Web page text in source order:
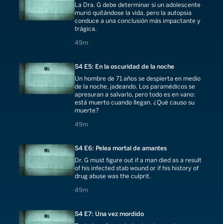
La Dra. G debe determinar si un adolescente
murió quitándose la vida, pero la autopsia
conduce a una conclusión más impactante y
trágica.
49m
49 minutes
S4 E5: En la oscuridad de la noche
Un hombre de 71 años se despierta en medio
de la noche, jadeando. Los paramédicos se
apresuran a salvarlo, pero todo es en vano:
está muerto cuando llegan. ¿Qué causo su
muerte?
49m
49 minutes
S4 E6: Pelea mortal de amantes
Dr. G must figure out if a man died as a result
of his infected stab wound or if his history of
drug abuse was the culprit.
49m
49 minutes
S4 E7: Una vez mordido